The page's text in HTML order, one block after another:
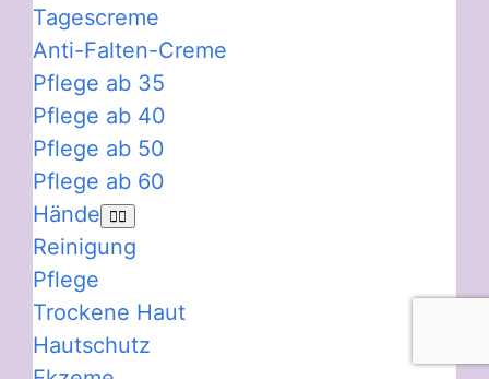
Tagescreme
Anti-Falten-Creme
Pflege ab 35
Pflege ab 40
Pflege ab 50
Pflege ab 60
Hände
Reinigung
Pflege
Trockene Haut
Hautschutz